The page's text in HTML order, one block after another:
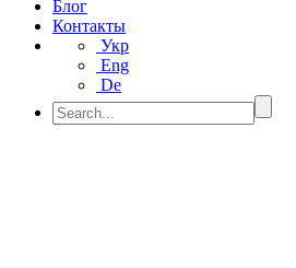
Блог
Контакты
Укр
Eng
De